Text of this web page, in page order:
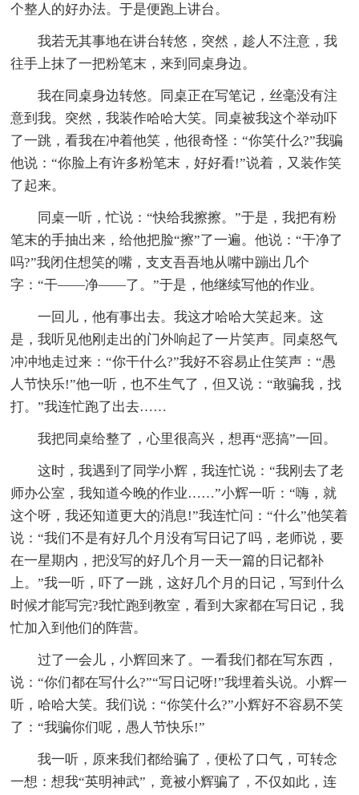
个整人的好办法。于是便跑上讲台。
我若无其事地在讲台转悠，突然，趁人不注意，我
往手上抹了一把粉笔末，来到同桌身边。
我在同桌身边转悠。同桌正在写笔记，丝毫没有注
意到我。突然，我装作哈哈大笑。同桌被我这个举动吓
了一跳，看我在冲着他笑，他很奇怪：“你笑什么?”我骗
他说：“你脸上有许多粉笔末，好好看!”说着，又装作笑
了起来。
同桌一听，忙说：“快给我擦擦。”于是，我把有粉
笔末的手抽出来，给他把脸“擦”了一遍。他说：“干净了
吗?”我闭住想笑的嘴，支支吾吾地从嘴中蹦出几个
字：“干——净——了。”于是，他继续写他的作业。
一回儿，他有事出去。我这才哈哈大笑起来。这
是，我听见他刚走出的门外响起了一片笑声。同桌怒气
冲冲地走过来：“你干什么?”我好不容易止住笑声：“愚
人节快乐!”他一听，也不生气了，但又说：“敢骗我，找
打。”我连忙跑了出去……
我把同桌给整了，心里很高兴，想再“恶搞”一回。
这时，我遇到了同学小辉，我连忙说：“我刚去了老
师办公室，我知道今晚的作业……”小辉一听：“嗨，就
这个呀，我还知道更大的消息!”我连忙问：“什么”他笑着
说：“我们不是有好几个月没有写日记了吗，老师说，要
在一星期内，把没写的好几个月一天一篇的日记都补
上。”我一听，吓了一跳，这好几个月的日记，写到什么
时候才能写完?我忙跑到教室，看到大家都在写日记，我
忙加入到他们的阵营。
过了一会儿，小辉回来了。一看我们都在写东西，
说：“你们都在写什么?”“写日记呀!”我埋着头说。小辉一
听，哈哈大笑。我们说：“你笑什么?”小辉好不容易不笑
了：“我骗你们呢，愚人节快乐!”
我一听，原来我们都给骗了，便松了口气，可转念
一想：想我“英明神武”，竟被小辉骗了，不仅如此，连